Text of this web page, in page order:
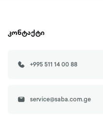
კონტაქტი
+995 511 14 00 88
service@saba.com.ge